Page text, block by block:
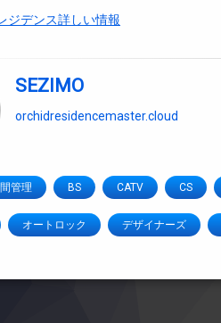
ジデンス詳しい情報
SEZIMO
orchidresidencemaster.cloud
管理 BS CATV CS
オートロック デザイナーズ